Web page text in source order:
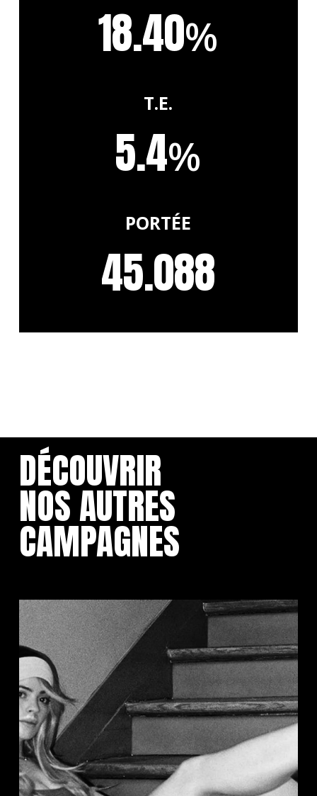
18.40%
T.E.
5.4%
PORTÉE
45.088
DÉCOUVRIR
NOS AUTRES
CAMPAGNES